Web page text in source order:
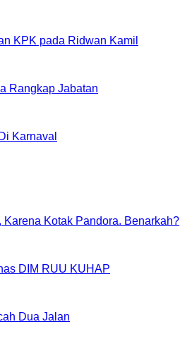
KPK pada Ridwan Kamil
Rangkap Jabatan
Karnaval
Kotak Pandora. Benarkah?
DIM RUU KUHAP
Dua Jalan